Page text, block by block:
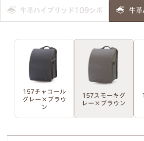
牛革ハイブリッド109シボ 牛
157チャコール
グレー×ブラウ
ン
157スモーキグ
レー×ブラウン
ご入力通りに印字します。大文字
です。
例1）フルネーム 明朝体 例2）苗字
例3）下の名前のみ 明朝体